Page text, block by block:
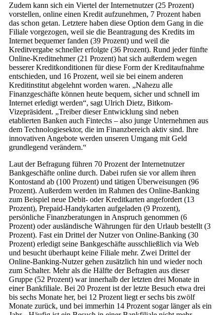
Zudem kann sich ein Viertel der Internetnutzer (25 Prozent)
vorstellen, online einen Kredit aufzunehmen, 7 Prozent haben
das schon getan. Letztere haben diese Option dem Gang in die
Filiale vorgezogen, weil sie die Beantragung des Kredits im
Internet bequemer fanden (39 Prozent) und weil die
Kreditvergabe schneller erfolgte (36 Prozent). Rund jeder fünfte
Online-Kreditnehmer (21 Prozent) hat sich außerdem wegen
besserer Kreditkonditionen für diese Form der Kreditaufnahme
entschieden, und 16 Prozent, weil sie bei einem anderen
Kreditinstitut abgelehnt worden waren. „Nahezu alle
Finanzgeschäfte können heute bequem, sicher und schnell im
Internet erledigt werden“, sagt Ulrich Dietz, Bitkom-
Vizepräsident. „Treiber dieser Entwicklung sind neben
etablierten Banken auch Fintechs – also junge Unternehmen aus
dem Technologiesektor, die im Finanzbereich aktiv sind. Ihre
innovativen Angebote werden unseren Umgang mit Geld
grundlegend verändern.“
Laut der Befragung führen 70 Prozent der Internetnutzer
Bankgeschäfte online durch. Dabei rufen sie vor allem ihren
Kontostand ab (100 Prozent) und tätigen Überweisungen (96
Prozent). Außerdem werden im Rahmen des Online-Banking
zum Beispiel neue Debit- oder Kreditkarten angefordert (13
Prozent), Prepaid-Handykarten aufgeladen (9 Prozent),
persönliche Finanzberatungen in Anspruch genommen (6
Prozent) oder ausländische Währungen für den Urlaub bestellt (3
Prozent). Fast ein Drittel der Nutzer von Online-Banking (30
Prozent) erledigt seine Bankgeschäfte ausschließlich via Web
und besucht überhaupt keine Filiale mehr. Zwei Drittel der
Online-Banking-Nutzer gehen zusätzlich hin und wieder noch
zum Schalter. Mehr als die Hälfte der Befragten aus dieser
Gruppe (52 Prozent) war innerhalb der letzten drei Monate in
einer Bankfiliale. Bei 20 Prozent ist der letzte Besuch etwa drei
bis sechs Monate her, bei 12 Prozent liegt er sechs bis zwölf
Monate zurück, und bei immerhin 14 Prozent sogar länger als ein